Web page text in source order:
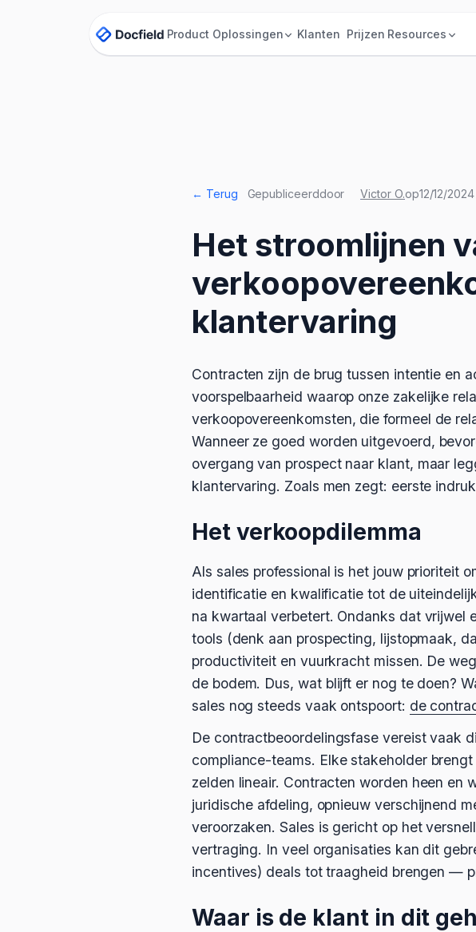
Product Oplossingen Klanten Prijzen Resources
← Terug Gepubliceerddoor Victor O.op12/12/2024
Het stroomlijnen
klantervaring
Contracten zijn de brug tussen intentie en
voorspelbaarheid waarop onze zakelijke
verkoopovereenkomsten, die formeel de
Wanneer ze goed worden uitgevoerd,
overgang van prospect naar klant, maar
klantervaring. Zoals men zegt: eerste
Het verkoopdilemma
Als sales professional is het jouw prioriteit
identificatie en kwalificatie tot de
na kwartaal verbetert. Ondanks dat vrijwel
tools (denk aan prospecting, lijstopmaak,
productiviteit en vuurkracht missen. De
de bodem. Dus, wat blijft er nog te doen?
sales nog steeds vaak ontspoort: de
De contractbeoordelingsfase vereist vaak
compliance-teams. Elke stakeholder
zelden lineair. Contracten worden heen en
juridische afdeling, opnieuw verschijnend
veroorzaken. Sales is gericht op het
vertraging. In veel organisaties kan dit
incentives) deals tot traagheid brengen —
Waar is de klant in dit